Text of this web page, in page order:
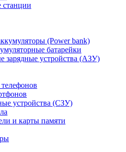
(Power bank)
батарейки
зарядные устройства (АЗУ)
устройства (СЗУ)
и карты памяти